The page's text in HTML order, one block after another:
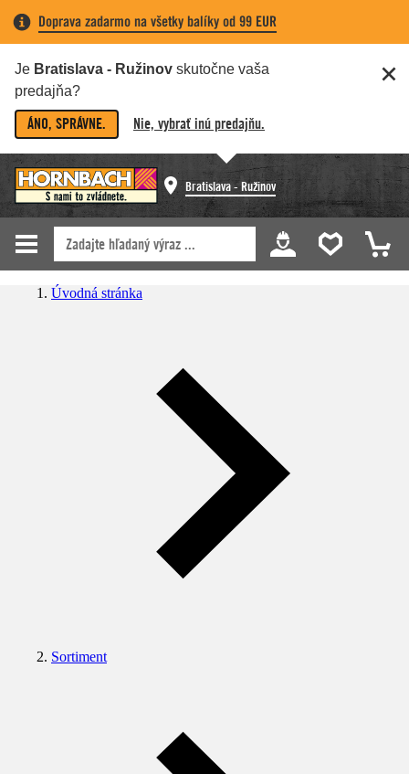
Doprava zadarmo na všetky balíky od 99 EUR
Je Bratislava - Ružinov skutočne vaša
predajňa?
ÁNO, SPRÁVNE. Nie, vybrať inú predajňu.
Bratislava - Ružinov
Úvodná stránka
Sortiment